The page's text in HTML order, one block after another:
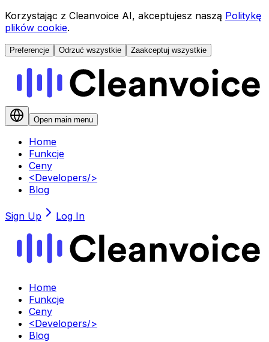
Korzystając z Cleanvoice AI, akceptujesz naszą Politykę
plików cookie.
Preferencje Odrzuć wszystkie Zaakceptuj wszystkie
Open main menu
Home
Funkcje
Ceny
<Developers/>
Blog
Sign Up Log In
Home
Funkcje
Ceny
<Developers/>
Blog